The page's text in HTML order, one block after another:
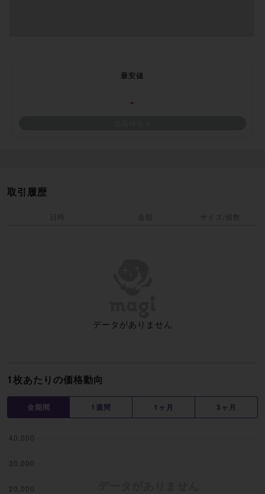
最安値
-
1枚あたりの価格動向
全期間 1週間 1ヶ月 3ヶ月
取引履歴
日時 金額 サイズ/個数
データがありません